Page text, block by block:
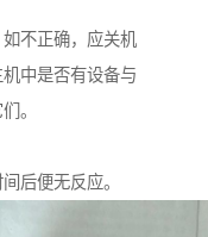
不正确，应关机
中是否有设备与
。
后便无反应。